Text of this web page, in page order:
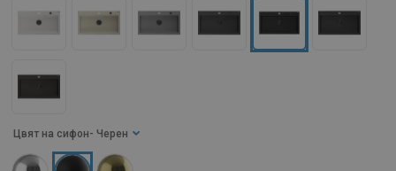
Цвят на сифон - Черен